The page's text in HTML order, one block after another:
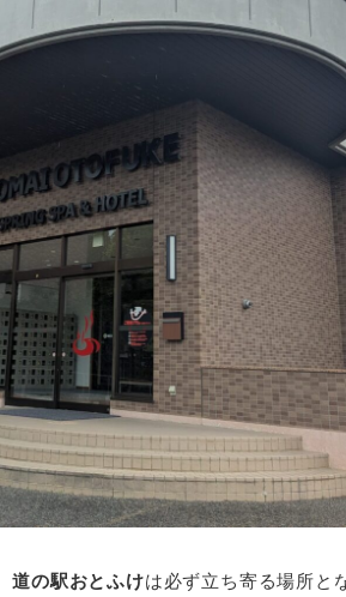
道の駅おとふけは必ず立ち寄る場所と